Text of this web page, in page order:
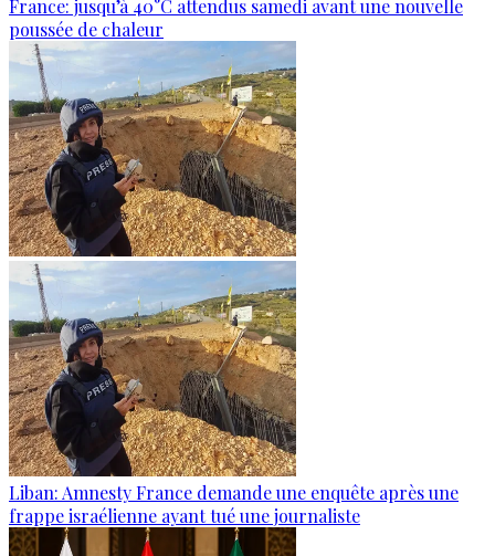
France: jusqu’à 40°C attendus samedi avant une nouvelle
poussée de chaleur
Liban: Amnesty France demande une enquête après une
frappe israélienne ayant tué une journaliste